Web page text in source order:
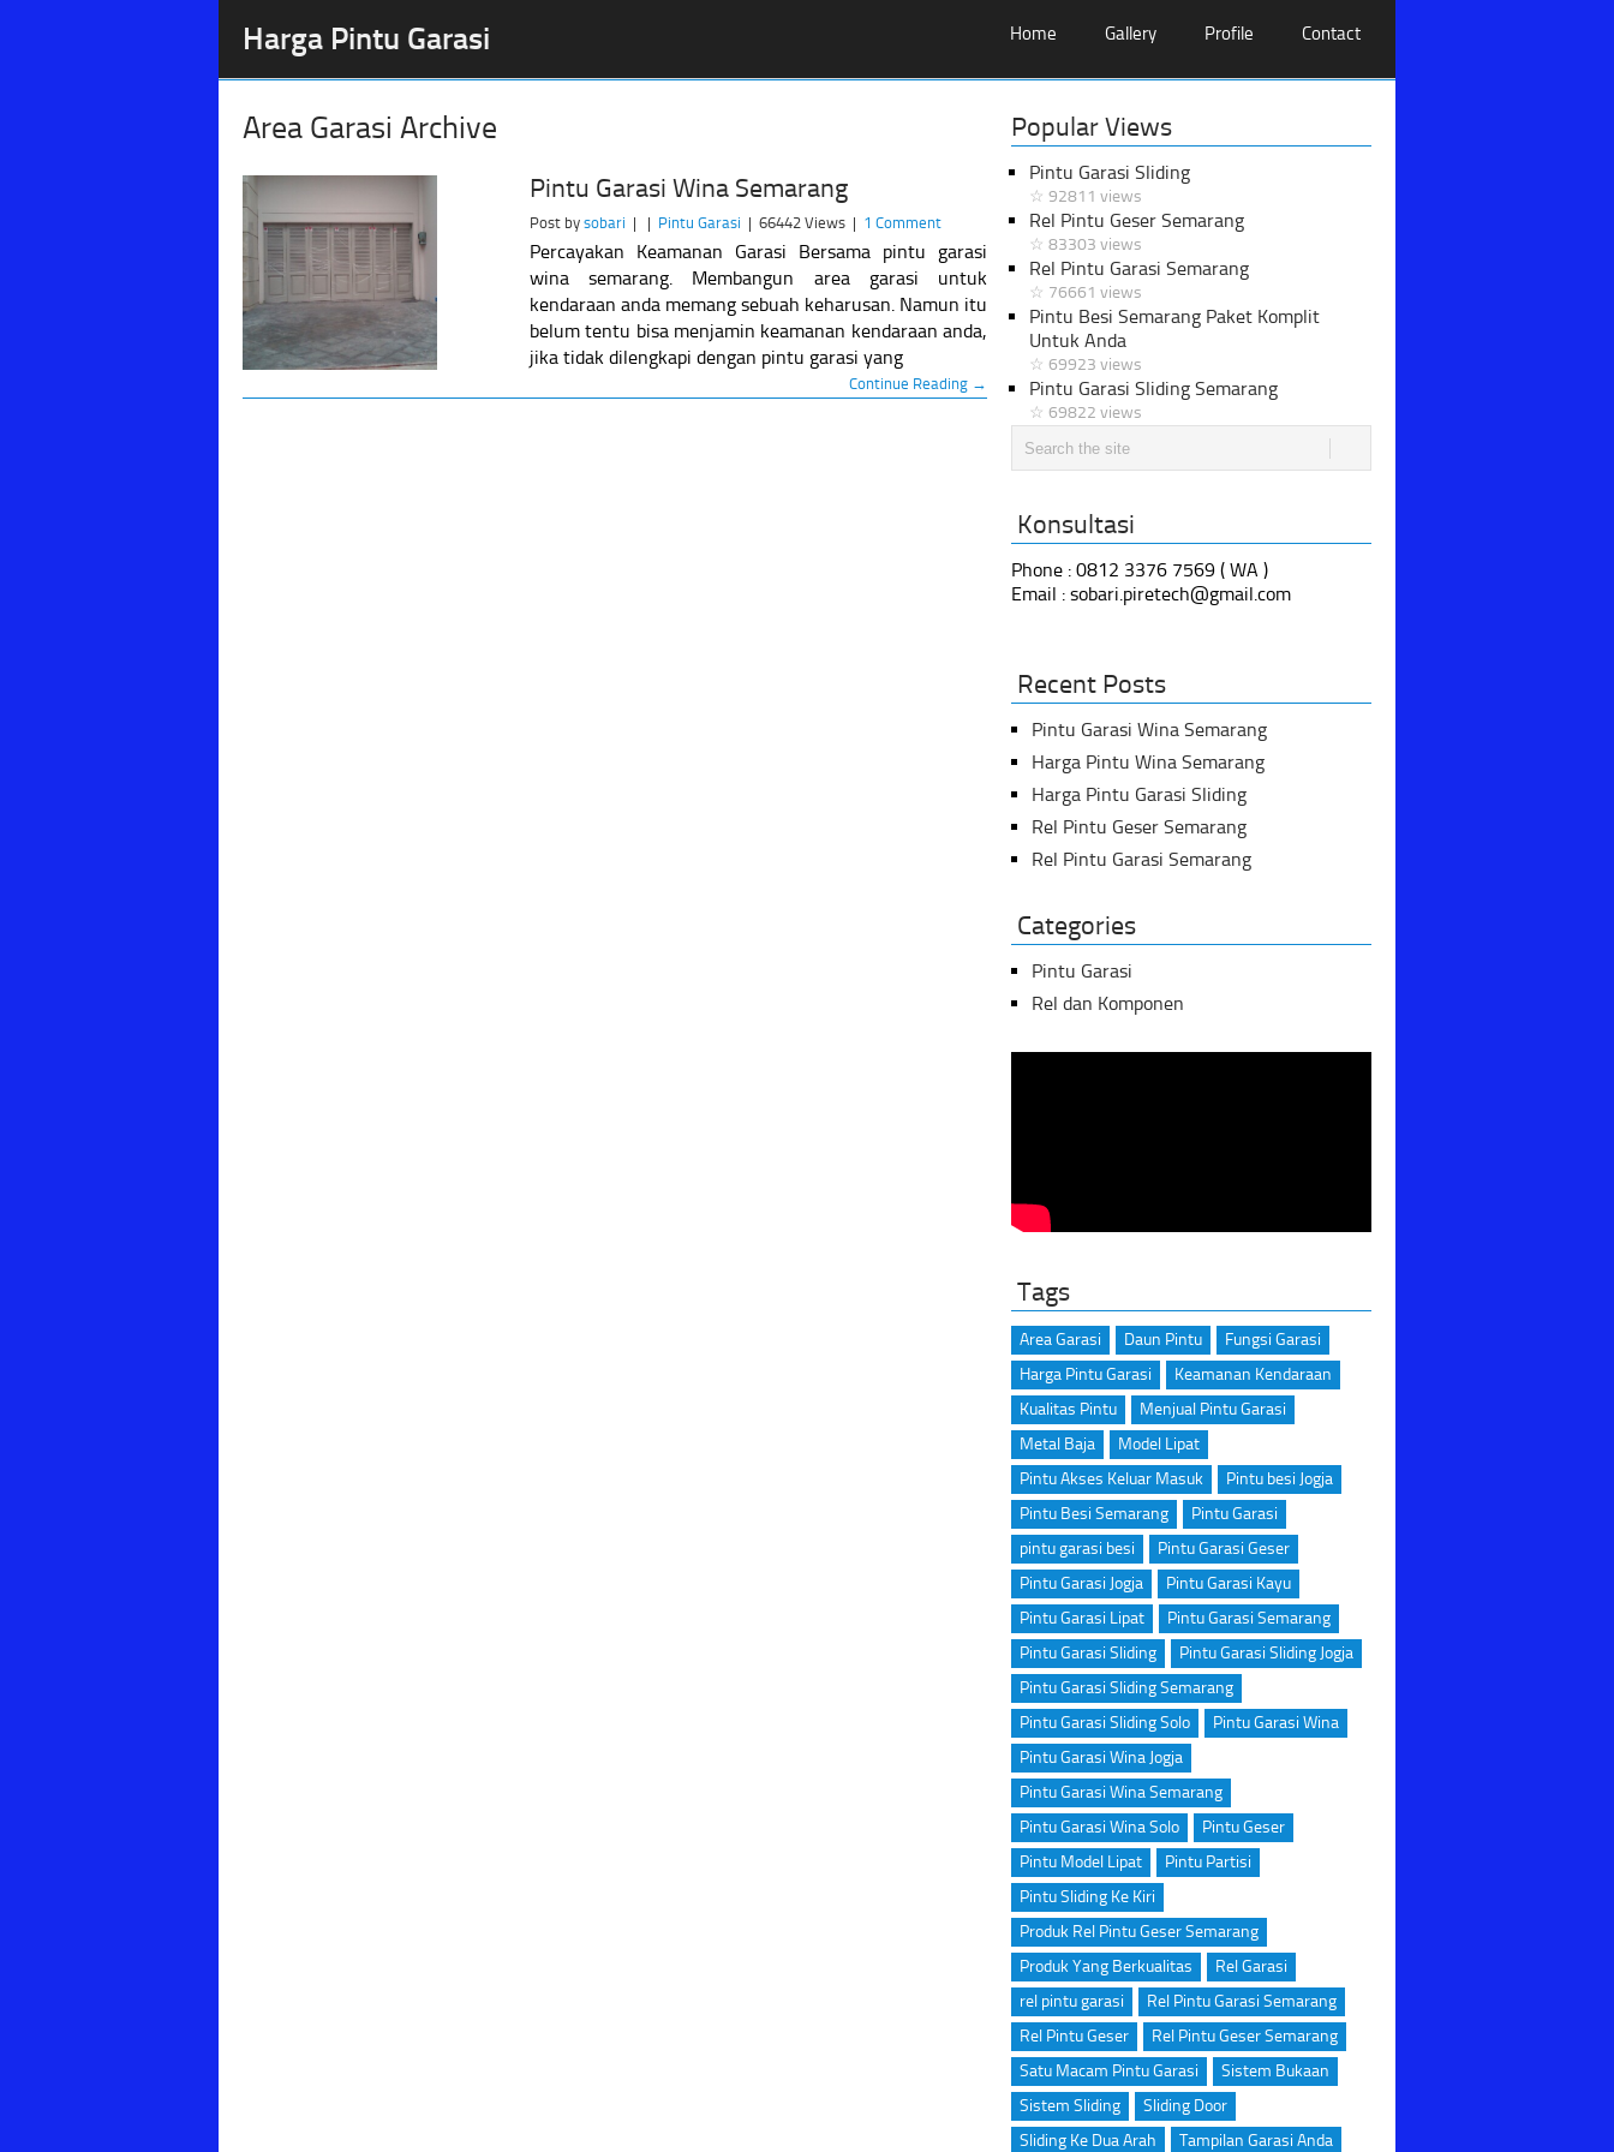
Harga Pintu Garasi Home Gallery Profile Contact
Area Garasi Archive
Pintu Garasi Wina Semarang
Post by sobari | | Pintu Garasi | 66442 Views | 1 Comment
Percayakan Keamanan Garasi Bersama pintu garasi
wina semarang. Membangun area garasi untuk
kendaraan anda memang sebuah keharusan. Namun itu
belum tentu bisa menjamin keamanan kendaraan anda,
jika tidak dilengkapi dengan pintu garasi yang
Continue Reading →
Popular Views
Pintu Garasi Sliding
☆ 92811 views
Rel Pintu Geser Semarang
☆ 83303 views
Rel Pintu Garasi Semarang
☆ 76661 views
Pintu Besi Semarang Paket Komplit
Untuk Anda
☆ 69923 views
Pintu Garasi Sliding Semarang
☆ 69822 views
Konsultasi
Phone : 0812 3376 7569 ( WA )
Email : sobari.piretech@gmail.com
Recent Posts
Pintu Garasi Wina Semarang
Harga Pintu Wina Semarang
Harga Pintu Garasi Sliding
Rel Pintu Geser Semarang
Rel Pintu Garasi Semarang
Categories
Pintu Garasi
Rel dan Komponen
Tags
Area Garasi Daun Pintu
Fungsi Garasi
Harga Pintu Garasi
Keamanan Kendaraan
Kualitas Pintu
Menjual Pintu Garasi
Metal Baja
Model Lipat
Pintu Akses Keluar Masuk
Pintu besi Jogja
Pintu Besi Semarang
Pintu Garasi
pintu garasi besi
Pintu Garasi Geser
Pintu Garasi Jogja
Pintu Garasi Kayu
Pintu Garasi Lipat
Pintu Garasi Semarang
Pintu Garasi Sliding
Pintu Garasi Sliding Jogja
Pintu Garasi Sliding Semarang
Pintu Garasi Sliding Solo
Pintu Garasi Wina
Pintu Garasi Wina Jogja
Pintu Garasi Wina Semarang
Pintu Garasi Wina Solo
Pintu Geser
Pintu Model Lipat
Pintu Partisi
Pintu Sliding Ke Kiri
Produk Rel Pintu Geser Semarang
Produk Yang Berkualitas
Rel Garasi
rel pintu garasi
Rel Pintu Garasi Semarang
Rel Pintu Geser
Rel Pintu Geser Semarang
Satu Macam Pintu Garasi
Sistem Bukaan
Sistem Sliding
Sliding Door
Sliding Ke Dua Arah
Tampilan Garasi Anda